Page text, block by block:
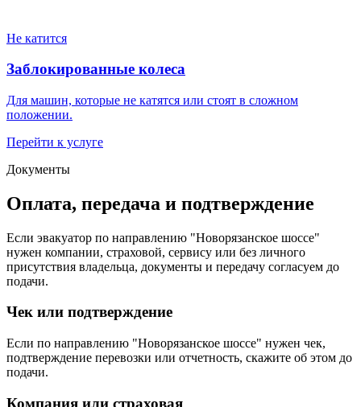
Не катится
Заблокированные колеса
Для машин, которые не катятся или стоят в сложном
положении.
Перейти к услуге
Документы
Оплата, передача и подтверждение
Если эвакуатор по направлению "Новорязанское шоссе"
нужен компании, страховой, сервису или без личного
присутствия владельца, документы и передачу согласуем до
подачи.
Чек или подтверждение
Если по направлению "Новорязанское шоссе" нужен чек,
подтверждение перевозки или отчетность, скажите об этом до
подачи.
Компания или страховая